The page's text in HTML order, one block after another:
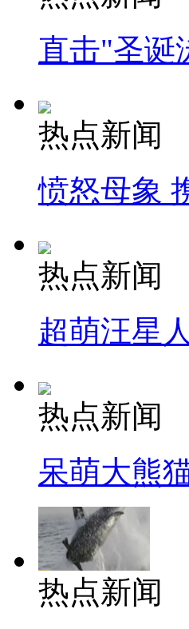
直击"圣诞
热点新闻
愤怒母象
热点新闻
超萌汪星
热点新闻
呆萌大熊
热点新闻